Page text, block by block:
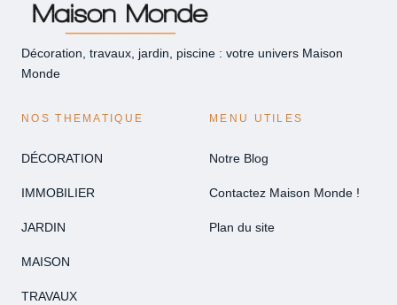
Décoration, travaux, jardin, piscine : votre univers Maison
Monde
NOS THEMATIQUE
DÉCORATION
IMMOBILIER
JARDIN
MAISON
TRAVAUX
MENU UTILES
Notre Blog
Contactez Maison Monde !
Plan du site